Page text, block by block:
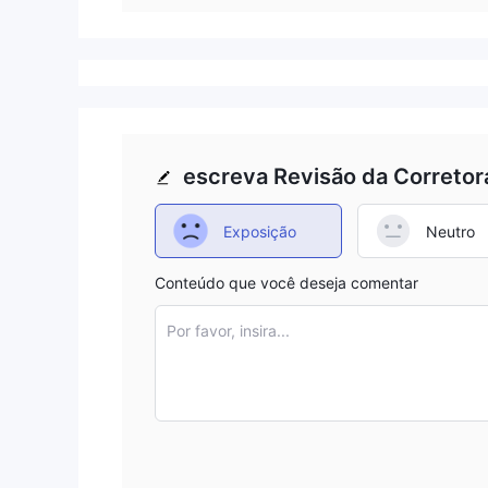
escreva Revisão da
Exposição Neutro
Conteúdo que você deseja comentar
Por favor, insira...